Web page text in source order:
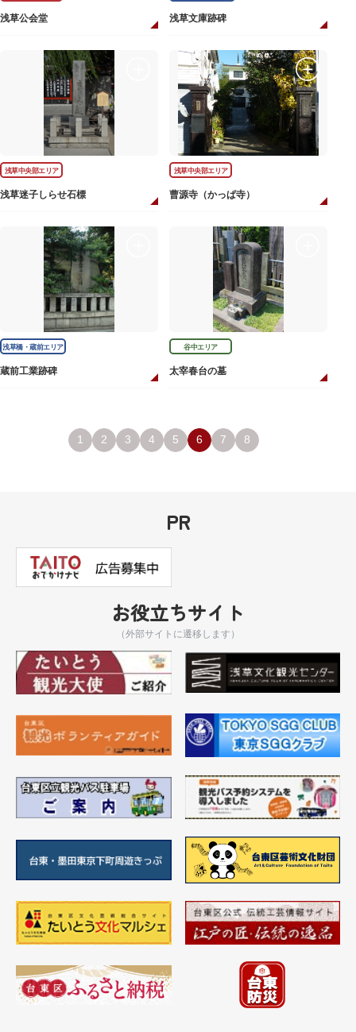
浅草公会堂 浅草文庫跡碑
浅草中央部エリア
浅草迷子しらせ石標
浅草中央部エリア
曹源寺（かっぱ寺）
浅草橋・蔵前エリア
蔵前工業跡碑
谷中エリア
太宰春台の墓
1 2 3 4 5 6 7 8
PR
お役立ちサイト
（外部サイトに遷移します）